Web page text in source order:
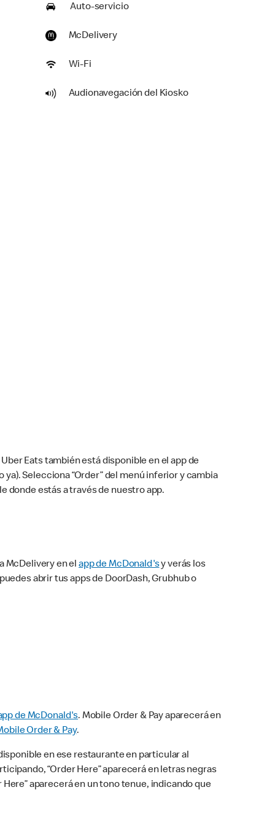
Auto-servicio
McDelivery
Wi-Fi
Audionavegación del Kiosko
Eats también está disponible en el app de
ya). Selecciona “Order” del menú inferior y cambia
donde estás a través de nuestro app.
McDelivery en elapp de McDonald'sy verás los
abrir tus apps de DoorDash, Grubhub o
de McDonald's. Mobile Order & Pay aparecerá en
Order & Pay.
en ese restaurante en particular al
“Order Here” aparecerá en letras negras
aparecerá en un tono tenue, indicando que